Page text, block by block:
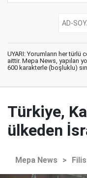
UYARI: Yorumların her
aittir. Mepa News, yapılan
600 karakterle (boşluklu)
Türkiye,
ülkeden
Mepa News >